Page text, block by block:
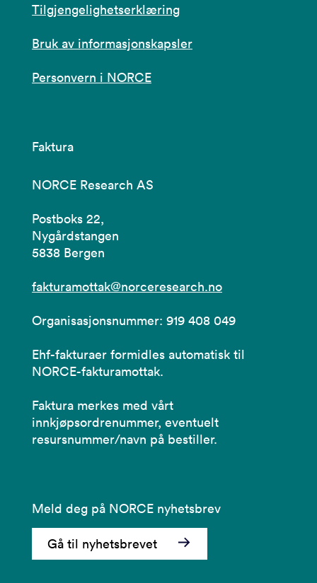
Tilgjengelighetserklæring
Bruk av informasjonskapsler
Personvern i NORCE
Faktura
NORCE Research AS
Postboks 22,
Nygårdstangen
5838 Bergen
fakturamottak@norceresearch.no
Organisasjonsnummer: 919 408 049
Ehf-fakturaer formidles automatisk til
NORCE-fakturamottak.
Faktura merkes med vårt
innkjøpsordrenummer, eventuelt
resursnummer/navn på bestiller.
Meld deg på NORCE nyhetsbrev
Gå til nyhetsbrevet